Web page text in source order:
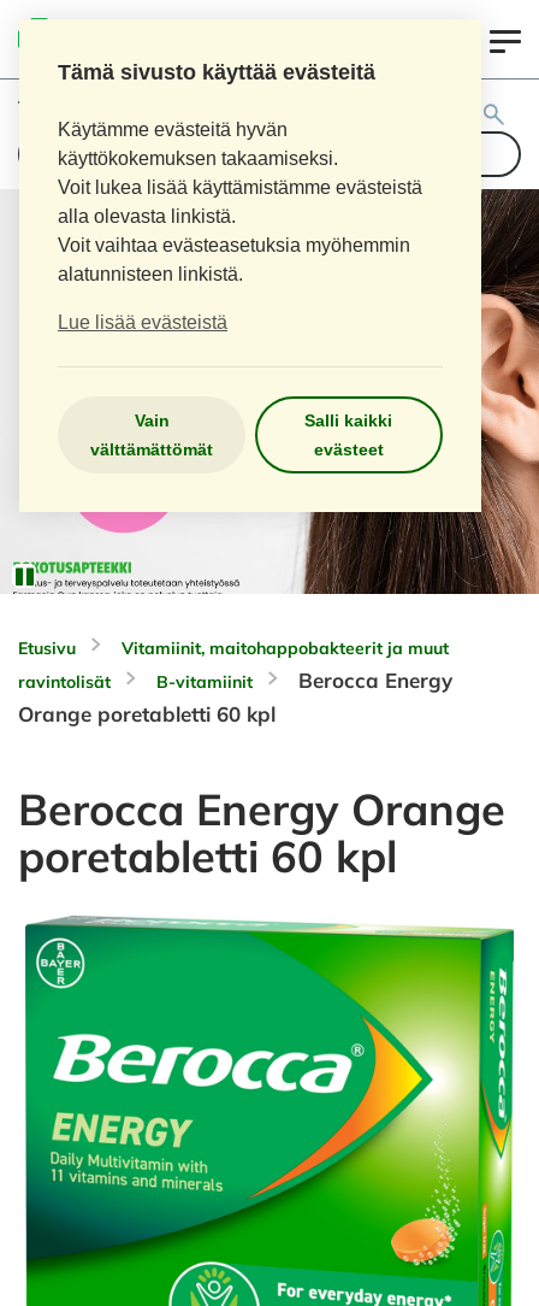
Tämä sivusto käyttää evästeitä
Käytämme evästeitä hyvän
käyttökokemuksen takaamiseksi.
Voit lukea lisää käyttämistämme evästeistä
alla olevasta linkistä.
Voit vaihtaa evästeasetuksia myöhemmin
alatunnisteen linkistä.
Lue lisää evästeistä
Vain
välttämättömät
Salli kaikki
evästeet
Tuotehaku:
Etusivu
Vitamiinit, maitohappobakteerit ja muut
ravintolisät
B-vitamiinit
Berocca Energy
Orange poretabletti 60 kpl
Berocca Energy Orange
poretabletti 60 kpl